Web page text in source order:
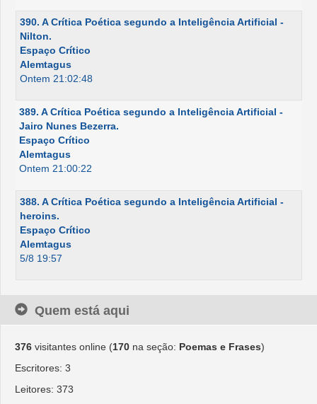
390. A Crítica Poética segundo a Inteligência Artificial -
Nilton.
Espaço Crítico
Alemtagus
Ontem 21:02:48
389. A Crítica Poética segundo a Inteligência Artificial -
Jairo Nunes Bezerra.
Espaço Crítico
Alemtagus
Ontem 21:00:22
388. A Crítica Poética segundo a Inteligência Artificial -
heroins.
Espaço Crítico
Alemtagus
5/8 19:57
Quem está aqui
376 visitantes online (170 na seção: Poemas e Frases)
Escritores: 3
Leitores: 373